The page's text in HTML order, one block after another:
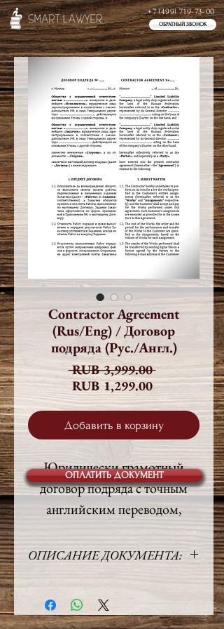
+7 (499) 719-73-00
ОБРАТНЫЙ ЗВОНОК
Contractor Agreement
(Rus/Eng) / Договор
подряда (Рус./Англ.)
RUB 3,999.00 Обычная
цена
RUB 1,299.00Спеццена
Добавить в корзину
Юридически грамотный
договор подряда с точным
английским переводом,
профессиональными
Задания, выполняемые
ОПИСАНИЕ ДОКУМЕНТА:
Русский / Английский
Объём:
11 стр.
Право:Российское
ОПЛАТИТЬ ДОКУМЕНТ